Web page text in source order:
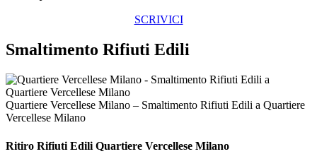
SCRIVICI
Smaltimento Rifiuti Edili
Quartiere Vercellese Milano – Smaltimento Rifiuti Edili a Quartiere
Vercellese Milano
Ritiro Rifiuti Edili Quartiere Vercellese Milano